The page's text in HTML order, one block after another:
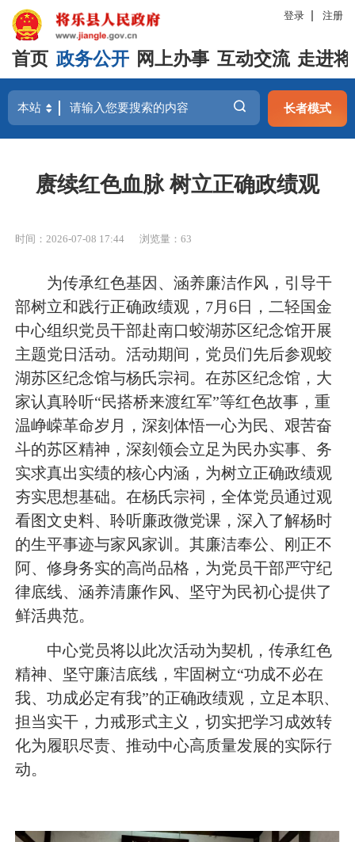
登录 注册
首页 政务公开 网上办事 互动交流 走进
长者模式
赓续红色血脉 树立正确政绩观
时间：2026-07-08 17:44 浏览量：63
为传承红色基因、涵养廉洁作风，引导干
部树立和践行正确政绩观，7月6日，二轻国金
中心组织党员干部赴南口蛟湖苏区纪念馆开展
主题党日活动。活动期间，党员们先后参观蛟
湖苏区纪念馆与杨氏宗祠。在苏区纪念馆，大
家认真聆听“民搭桥来渡红军”等红色故事，重
温峥嵘革命岁月，深刻体悟一心为民、艰苦奋
斗的苏区精神，深刻领会立足为民办实事、务
实求真出实绩的核心内涵，为树立正确政绩观
夯实思想基础。在杨氏宗祠，全体党员通过观
看图文史料、聆听廉政微党课，深入了解杨时
的生平事迹与家风家训。其廉洁奉公、刚正不
阿、修身务实的高尚品格，为党员干部严守纪
律底线、涵养清廉作风、坚守为民初心提供了
鲜活典范。
中心党员将以此次活动为契机，传承红色
精神、坚守廉洁底线，牢固树立“功成不必在
我、功成必定有我”的正确政绩观，立足本职、
担当实干，力戒形式主义，切实把学习成效转
化为履职尽责、推动中心高质量发展的实际行
动。